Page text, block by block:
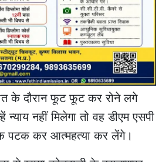
के दौरान फूट फूट कर रोने लगे
न्याय नहीं मिलेगा तो वह डीएम एसपी
पटक कर आत्महत्या कर लेंगे।